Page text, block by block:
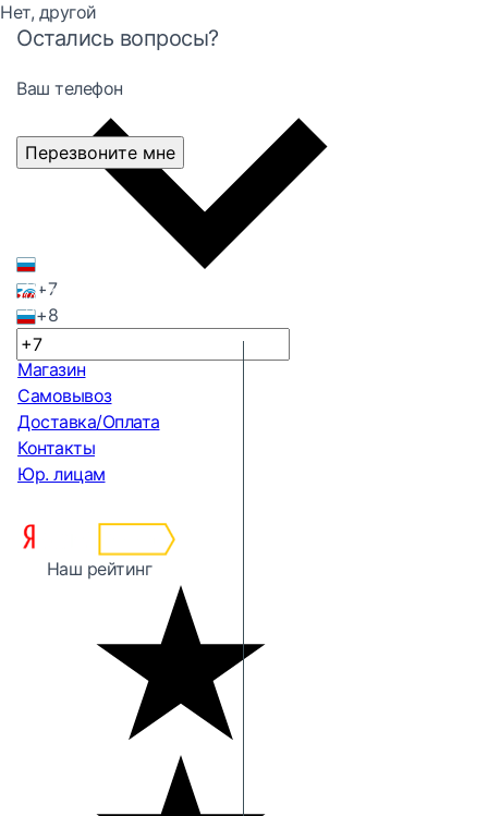
Нет, другой
Остались вопросы?
Ваш телефон
+7
+8
Перезвоните мне
Магазин
Самовывоз
Доставка/Оплата
Контакты
Юр. лицам
Наш рейтинг